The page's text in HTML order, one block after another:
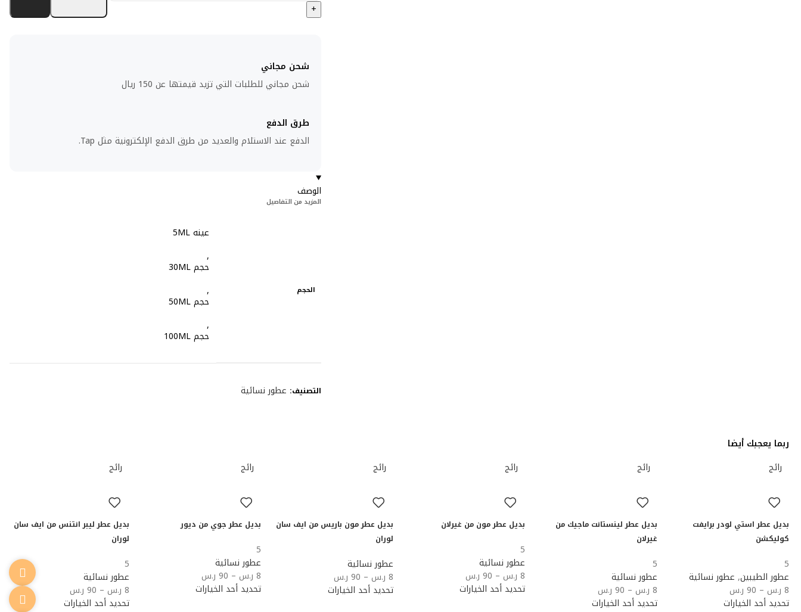
شحن مجاني
شحن مجاني للطلبات التي تزيد قيمتها عن 150 ريال
طرق الدفع
الدفع عند الاستلام والعديد من طرق الدفع الإلكترونية مثل Tap.
الوصف
المزيد من التفاصيل
الحجم
عينه 5ML
,
حجم 30ML
,
حجم 50ML
,
حجم 100ML
التصنيف: عطور نسائية
ربما يعجبك أيضا
رائج
بديل عطر استي لودر برايفت
كوليكشن
5
عطور الطيبين, عطور نسائية
8 ر.س –
90 ر.س
تحديد أحد الخيارات
رائج
بديل عطر لينستانت ماجيك من
غيرلان
5
عطور نسائية
8 ر.س –
90 ر.س
تحديد أحد الخيارات
رائج
بديل عطر مون من غيرلان
5
عطور نسائية
8 ر.س –
90 ر.س
تحديد أحد الخيارات
رائج
بديل عطر مون باريس من ايف سان
لوران
عطور نسائية
8 ر.س –
90 ر.س
تحديد أحد الخيارات
رائج
بديل عطر جوي من ديور
5
عطور نسائية
8 ر.س –
90 ر.س
تحديد أحد الخيارات
رائج
بديل عطر ليبر انتنس من ايف سان
لوران
5
عطور نسائية
8 ر.س –
90 ر.س
تحديد أحد الخيارات